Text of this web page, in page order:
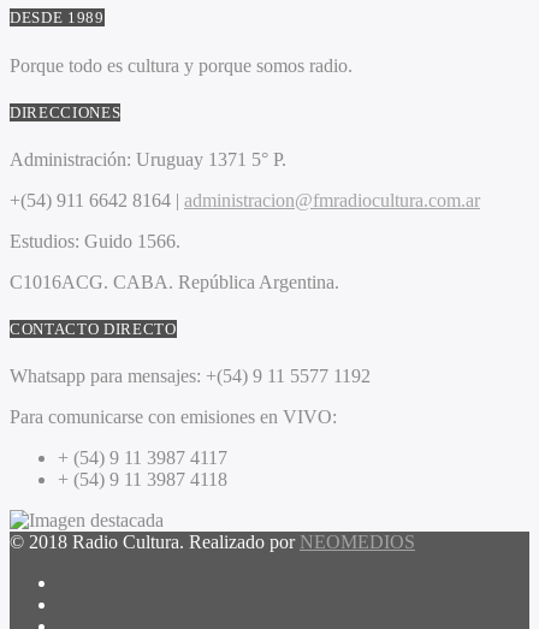
DESDE 1989
Porque todo es cultura y porque somos radio.
DIRECCIONES
Administración: Uruguay 1371 5° P.
+(54) 911 6642 8164 | administracion@fmradiocultura.com.ar
Estudios: Guido 1566.
C1016ACG. CABA. República Argentina.
CONTACTO DIRECTO
Whatsapp para mensajes: +(54) 9 11 5577 1192
Para comunicarse con emisiones en VIVO:
+ (54) 9 11 3987 4117
+ (54) 9 11 3987 4118
© 2018 Radio Cultura. Realizado por NEOMEDIOS